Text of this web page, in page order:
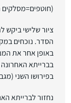
ציור שלישי ביקש
הסדר. נוכחים
באופן אחר את
בברייתא
בפירושו השני
נחזור לברייתא